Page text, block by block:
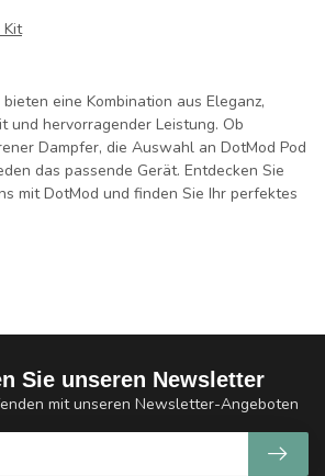
Kit
eine Kombination aus Eleganz,
und hervorragender Leistung. Ob
Dampfer, die Auswahl an DotMod Pod
das passende Gerät. Entdecken Sie
mit DotMod und finden Sie Ihr perfektes
Sie unseren Newsletter
mit unseren Newsletter-Angeboten